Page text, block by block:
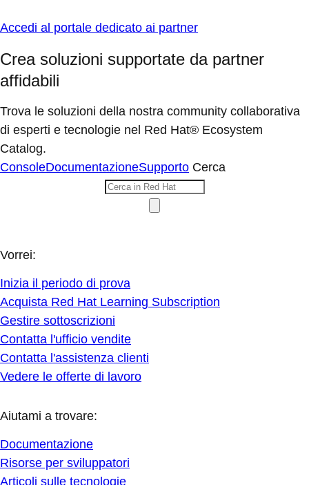
Accedi al portale dedicato ai partner
Crea soluzioni supportate da partner
affidabili
Trova le soluzioni della nostra community collaborativa
di esperti e tecnologie nel Red Hat® Ecosystem
Catalog.
ConsoleDocumentazioneSupporto Cerca
Vorrei:
Inizia il periodo di prova
Acquista Red Hat Learning Subscription
Gestire sottoscrizioni
Contatta l'ufficio vendite
Contatta l'assistenza clienti
Vedere le offerte di lavoro
Aiutami a trovare:
Documentazione
Risorse per sviluppatori
Articoli sulle tecnologie